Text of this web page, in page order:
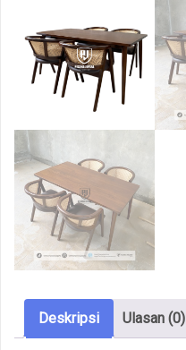
Deskripsi Ulasan (0)